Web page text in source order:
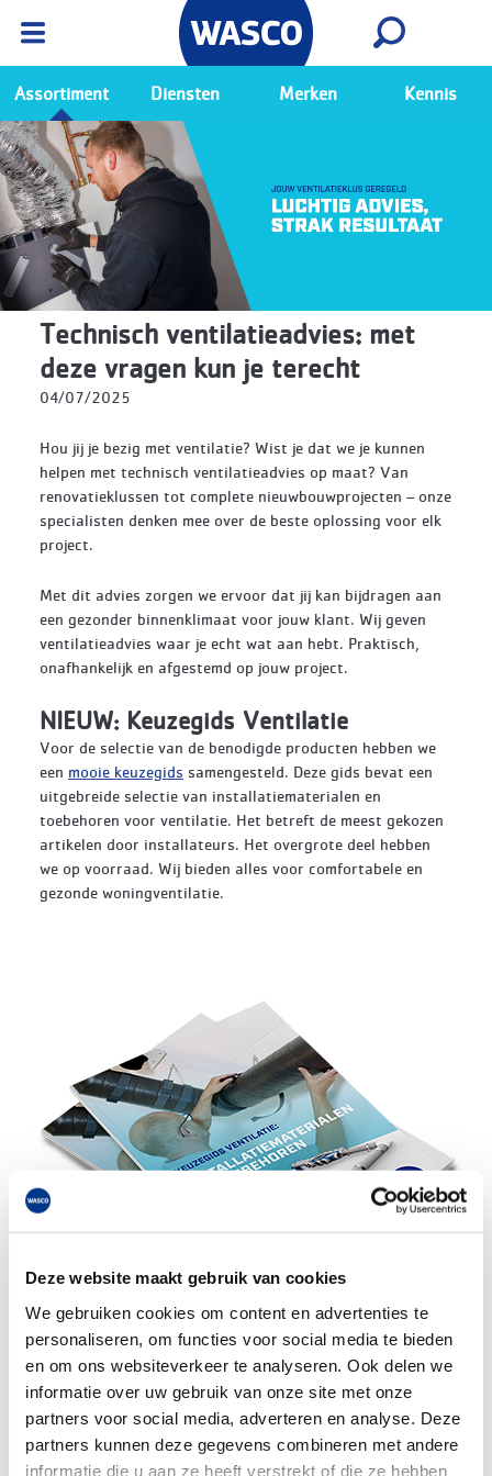
Deze website maakt gebruik van cookies
We gebruiken cookies om content en advertenties te
personaliseren, om functies voor social media te bieden
en om ons websiteverkeer te analyseren. Ook delen we
informatie over uw gebruik van onze site met onze
partners voor social media, adverteren en analyse. Deze
partners kunnen deze gegevens combineren met andere
informatie die u aan ze heeft verstrekt of die ze hebben
Ga naar de Wasco app
Bekijk
Assortiment Diensten Merken Kennis
Technisch ventilatieadvies: met
deze vragen kun je terecht
04/07/2025
Hou jij je bezig met ventilatie? Wist je dat we je kunnen
helpen met technisch ventilatieadvies op maat? Van
renovatieklussen tot complete nieuwbouwprojecten – onze
specialisten denken mee over de beste oplossing voor elk
project.
Met dit advies zorgen we ervoor dat jij kan bijdragen aan
een gezonder binnenklimaat voor jouw klant. Wij geven
ventilatieadvies waar je echt wat aan hebt. Praktisch,
onafhankelijk en afgestemd op jouw project.
NIEUW: Keuzegids Ventilatie
Voor de selectie van de benodigde producten hebben we
een mooie keuzegids samengesteld. Deze gids bevat een
uitgebreide selectie van installatiematerialen en
toebehoren voor ventilatie. Het betreft de meest gekozen
artikelen door installateurs. Het overgrote deel hebben
we op voorraad. Wij bieden alles voor comfortabele en
gezonde woningventilatie.
Hiervoor kun je terecht bij de afdeling
Techniek